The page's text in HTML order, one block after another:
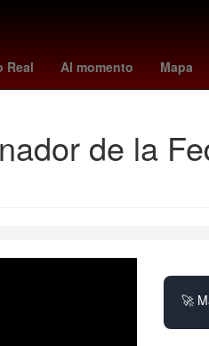
Real Al momento Mapa
11 de junio Lana Del Rey
de la
🚀